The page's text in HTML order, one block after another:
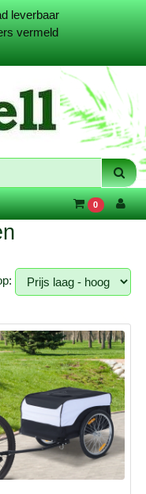
leverbaar
vermeld
0